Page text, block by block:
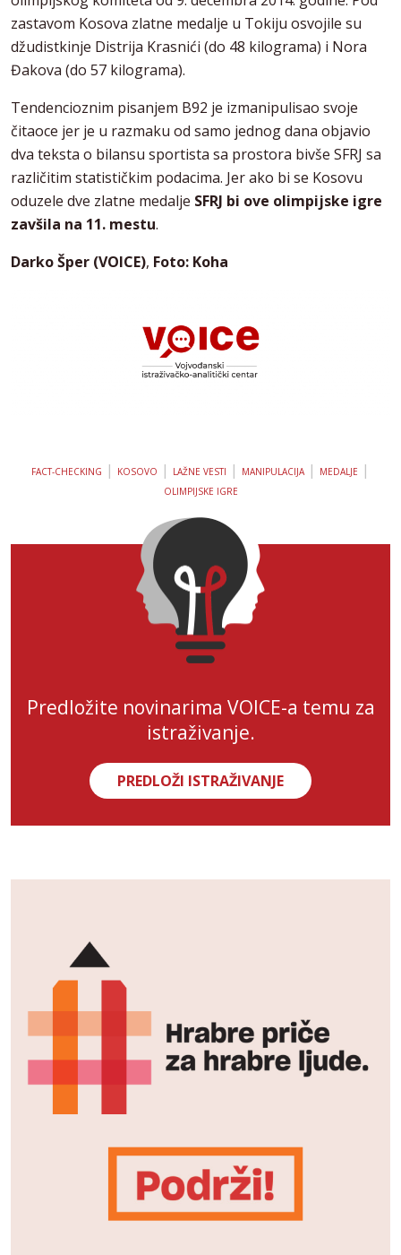
zastavom Kosova zlatne medalje u Tokiju osvojile su
džudistkinje Distrija Krasnići (do 48 kilograma) i Nora
Đakova (do 57 kilograma).
Tendencioznim pisanjem B92 je izmanipulisao svoje
čitaoce jer je u razmaku od samo jednog dana objavio
dva teksta o bilansu sportista sa prostora bivše SFRJ sa
različitim statističkim podacima. Jer ako bi se Kosovu
oduzele dve zlatne medalje SFRJ bi ove olimpijske igre
zavšila na 11. mestu.
Darko Šper (VOICE), Foto: Koha
FACT-CHECKING | KOSOVO | LAŽNE VESTI | MANIPULACIJA| MEDALJE |
OLIMPIJSKE IGRE
Predložite novinarima VOICE-a temu za
istraživanje.
PREDLOŽI ISTRAŽIVANJE